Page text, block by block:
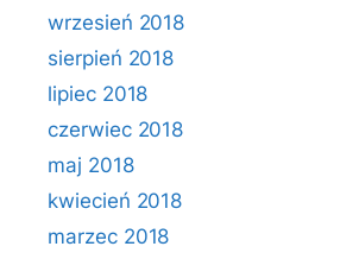
wrzesień 2018
sierpień 2018
lipiec 2018
czerwiec 2018
maj 2018
kwiecień 2018
marzec 2018